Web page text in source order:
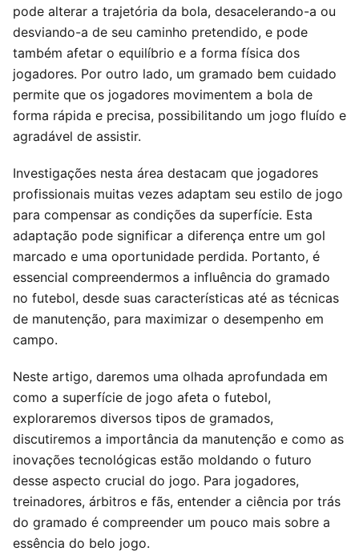
pode alterar a trajetória da bola, desacelerando-a ou
desviando-a de seu caminho pretendido, e pode
também afetar o equilíbrio e a forma física dos
jogadores. Por outro lado, um gramado bem cuidado
permite que os jogadores movimentem a bola de
forma rápida e precisa, possibilitando um jogo fluído e
agradável de assistir.
Investigações nesta área destacam que jogadores
profissionais muitas vezes adaptam seu estilo de jogo
para compensar as condições da superfície. Esta
adaptação pode significar a diferença entre um gol
marcado e uma oportunidade perdida. Portanto, é
essencial compreendermos a influência do gramado
no futebol, desde suas características até as técnicas
de manutenção, para maximizar o desempenho em
campo.
Neste artigo, daremos uma olhada aprofundada em
como a superfície de jogo afeta o futebol,
exploraremos diversos tipos de gramados,
discutiremos a importância da manutenção e como as
inovações tecnológicas estão moldando o futuro
desse aspecto crucial do jogo. Para jogadores,
treinadores, árbitros e fãs, entender a ciência por trás
do gramado é compreender um pouco mais sobre a
essência do belo jogo.